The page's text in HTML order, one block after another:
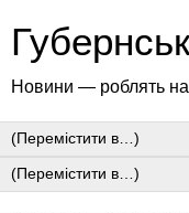
Новини — роблять